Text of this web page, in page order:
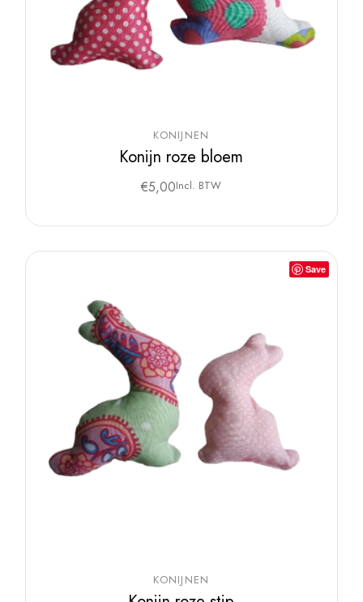
KONIJNEN
Konijn roze bloem
€5,00Incl. BTW
Save
KONIJNEN